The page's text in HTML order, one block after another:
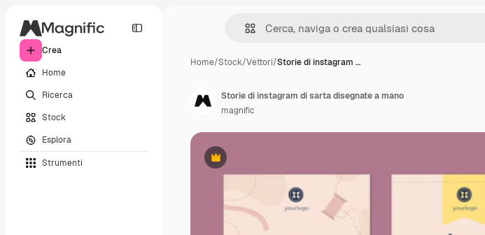
Crea
Home
Ricerca
Stock
Esplora
Strumenti
Home/Stock/Vettori/Storie di instagram …
Premium
Storie di instagram di sarta disegnate a mano
magnific